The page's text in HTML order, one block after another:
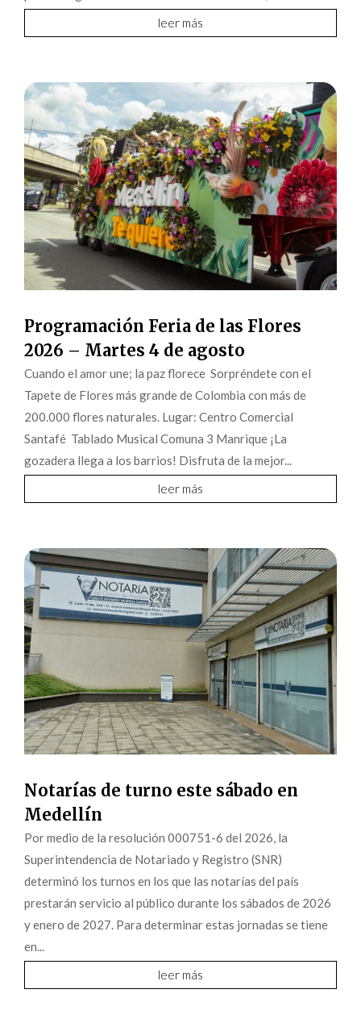
leer más
Programación Feria de las Flores
2026 – Martes 4 de agosto
Cuando el amor une; la paz florece Sorpréndete con el
Tapete de Flores más grande de Colombia con más de
200.000 flores naturales. Lugar: Centro Comercial
Santafé Tablado Musical Comuna 3 Manrique ¡La
gozadera llega a los barrios! Disfruta de la mejor...
leer más
Notarías de turno este sábado en
Medellín
Por medio de la resolución 000751-6 del 2026, la
Superintendencia de Notariado y Registro (SNR)
determinó los turnos en los que las notarías del país
prestarán servicio al público durante los sábados de 2026
y enero de 2027. Para determinar estas jornadas se tiene
en...
leer más